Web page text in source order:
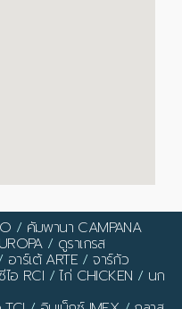
/ คัมพานา CAMPANA
/ ดูราเกรส
อาร์เต้ ARTE /จาร์กัว
ไอ RCI /ไก่ CHICKEN / นก